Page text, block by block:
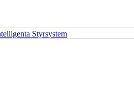
Styrsystem